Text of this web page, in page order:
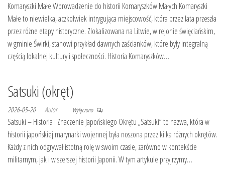
Komaryszki Małe Wprowadzenie do historii Komaryszków Małych Komaryszki
Małe to niewielka, aczkolwiek intrygująca miejscowość, która przez lata przeszła
przez różne etapy historyczne. Zlokalizowana na Litwie, w rejonie święciańskim,
w gminie Świrki, stanowi przykład dawnych zaścianków, które były integralną
częścią lokalnej kultury i społeczności. Historia Komaryszków…
Satsuki (okręt)
2026-05-20 Autor Wyłączono
Satsuki – Historia i Znaczenie Japońskiego Okrętu „Satsuki” to nazwa, która w
historii japońskiej marynarki wojennej była noszona przez kilka różnych okrętów.
Każdy z nich odgrywał istotną rolę w swoim czasie, zarówno w kontekście
militarnym, jak i w szerszej historii Japonii. W tym artykule przyjrzymy…